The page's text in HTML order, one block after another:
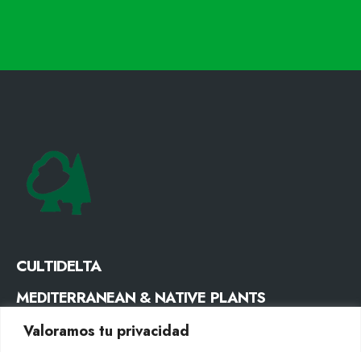
Valoramos tu privacidad
CULTIDELTA
MEDITERRANEAN & NATIVE PLANTS